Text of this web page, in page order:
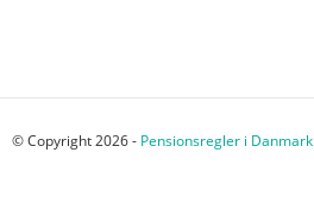
© Copyright 2026 - Pensionsregler i Danmark